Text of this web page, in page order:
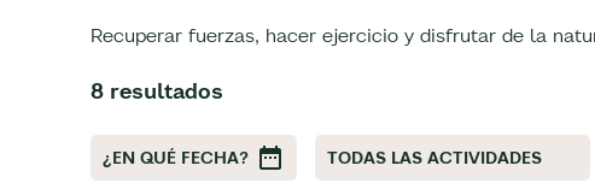
Recuperar fuerzas, hacer ejercicio y disfrutar de la
8 resultados
¿EN QUÉ FECHA? TODAS LAS ACTIVIDADES